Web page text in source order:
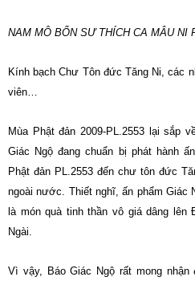
NAM MÔ BỔN SƯ THÍCH CA MÂU NI
Kính bạch Chư Tôn đức Tăng Ni, các
viên…
Mùa Phật đản 2009-PL.2553 lại sắp
Giác Ngộ đang chuẩn bị phát hành
Phật đản PL.2553 đến chư tôn đức
ngoài nước. Thiết nghĩ, ấn phẩm Giác
là món quà tinh thần vô giá dâng
Ngài.
Vì vậy, Báo Giác Ngộ rất mong